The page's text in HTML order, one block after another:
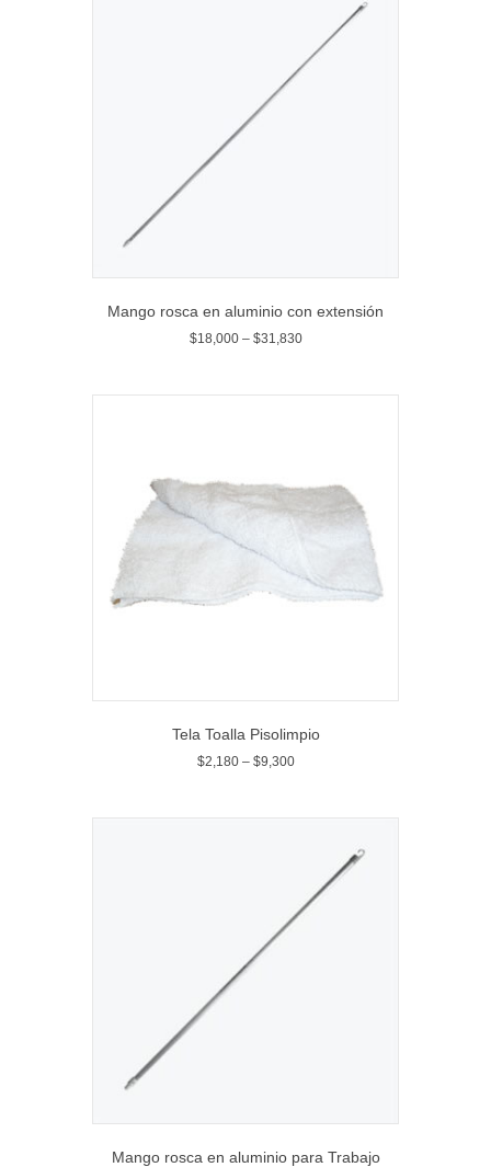
Mango rosca en aluminio con extensión
$18,000– $31,830
Tela Toalla Pisolimpio
$2,180– $9,300
Mango rosca en aluminio para Trabajo